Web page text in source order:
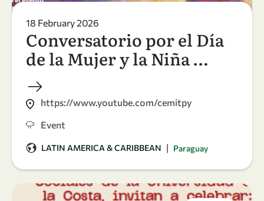
18 February 2026
Conversatorio por el Día
de la Mujer y la Niña …
https://www.youtube.com/cemitpy
Event
LATIN AMERICA & CARIBBEAN | Paraguay